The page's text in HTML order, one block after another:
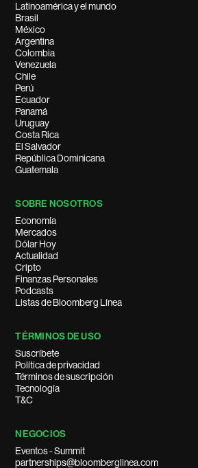
Latinoamérica y el mundo
Brasil
México
Argentina
Colombia
Venezuela
Chile
Perú
Ecuador
Panamá
Uruguay
Costa Rica
El Salvador
República Dominicana
Guatemala
SOBRE NOSOTROS
Economía
Mercados
Dólar Hoy
Actualidad
Cripto
Finanzas Personales
Podcasts
Listas de Bloomberg Línea
TÉRMINOS DE USO
Suscríbete
Política de privacidad
Términos de suscripción
Tecnología
T&C
NEGOCIOS
Eventos - Summit
partnerships@bloomberglinea.com